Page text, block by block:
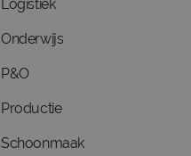
Logistiek
Onderwijs
P&O
Productie
Schoonmaak